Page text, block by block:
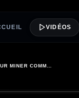
VIDÉOS